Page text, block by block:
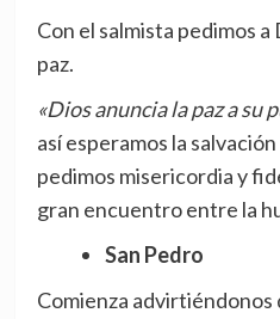
Con el salmista pedimos
paz.
«Dios anuncia la paz a su
así esperamos la
pedimos misericordia y
gran encuentro entre la
San Pedro
Comienza advirtiéndonos